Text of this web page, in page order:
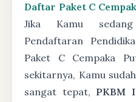
Daftar Paket C
Jika Kamu
Pendaftaran
Paket C Cempaka
sekitarnya, Kamu
sangat tepat, PKBM